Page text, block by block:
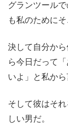
グランツール
も私のためにそ
決して自分か
ら今日だって
いよ」と私か
そして彼はそ
しい男だ。